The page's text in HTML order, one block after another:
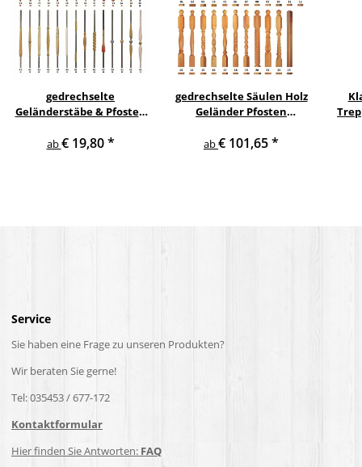
gedrechselte
Geländerstäbe & Pfosten
Treppe Geländer Säule
ab€ 19,80*
gedrechselte Säulen Holz
Geländer Pfosten
Holzpfosten Holzsäulen
ab€ 101,65*
Service
Sie haben eine Frage zu unseren Produkten?
Wir beraten Sie gerne!
Tel: 035453 / 677-172
Kontaktformular
Hier finden Sie Antworten: FAQ